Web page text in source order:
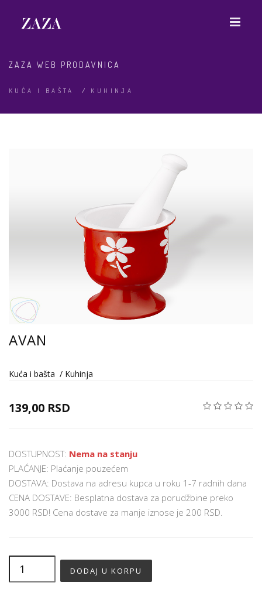
ZAZA WEB PRODAVNICA
KUĆA I BAŠTA / KUHINJA
AVAN
Kuća i bašta / Kuhinja
139,00 RSD
DOSTUPNOST: Nema na stanju
PLAĆANJE: Plaćanje pouzećem
DOSTAVA: Dostava na adresu kupca u roku 1-7 radnih dana
CENA DOSTAVE: Besplatna dostava za porudžbine preko
3000 RSD! Cena dostave za manje iznose je 200 RSD.